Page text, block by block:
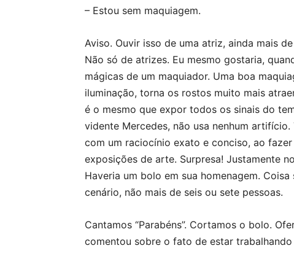
– Estou sem maquiagem.
Aviso. Ouvir isso de uma atriz, ainda mais
Não só de atrizes. Eu mesmo gostaria,
mágicas de um maquiador. Uma boa
iluminação, torna os rostos muito mais
é o mesmo que expor todos os sinais do
vidente Mercedes, não usa nenhum
com um raciocínio exato e conciso, ao
exposições de arte. Surpresa! Justamente
Haveria um bolo em sua homenagem.
cenário, não mais de seis ou sete pessoas.
Cantamos “Parabéns”. Cortamos o bolo.
comentou sobre o fato de estar